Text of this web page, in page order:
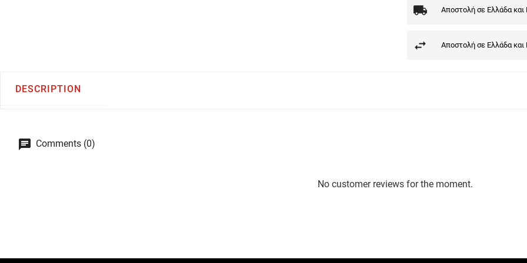
Αποστολή σε Ελλάδα και
Αποστολή σε Ελλάδα και
DESCRIPTION
Comments (0)
No customer reviews for the moment.